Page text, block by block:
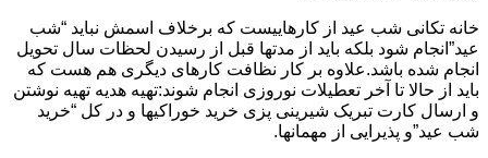
خانه تکانی شب عید از کارهاییست که برخلاف اسمش نباید “شب
عید”انجام شود بلکه باید از مدتها قبل از رسیدن لحظات سال تحویل
انجام شده باشد.علاوه بر کار نظافت کارهای دیگری هم هست که
باید از حالا تا آخر تعطیلات نوروزی انجام شوند:تهیه هدیه تهیه نوشتن
و ارسال کارت تبریک شیرینی پزی خرید خوراکیها و در کل “خرید
شب عید”و پذیرایی از مهمانها.